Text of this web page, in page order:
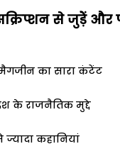
से जुड़ेें और
का सारा कंटेंट
के राजनैतिक मुद्दे
ज्यादा कहानियां